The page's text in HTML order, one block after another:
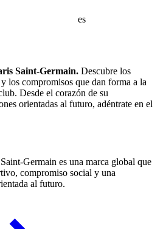
es
Saint-Germain. Descubre los
los compromisos que dan forma a la
Desde el corazón de su
orientadas al futuro, adéntrate en el
Germain es una marca global que
compromiso social y una
al futuro.